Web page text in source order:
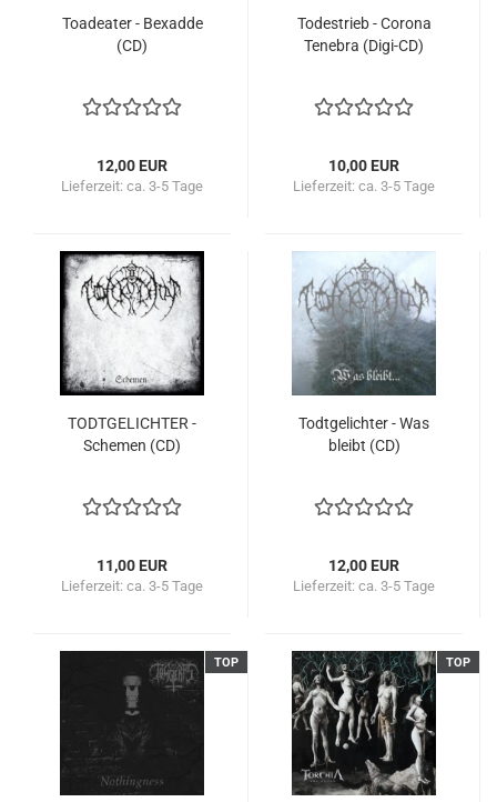
Toadeater - Bexadde
(CD)
12,00 EUR
Lieferzeit: ca. 3-5 Tage
Todestrieb - Corona
Tenebra (Digi-CD)
10,00 EUR
Lieferzeit: ca. 3-5 Tage
TODTGELICHTER -
Schemen (CD)
11,00 EUR
Lieferzeit: ca. 3-5 Tage
Todtgelichter - Was
bleibt (CD)
12,00 EUR
Lieferzeit: ca. 3-5 Tage
TOP TOP